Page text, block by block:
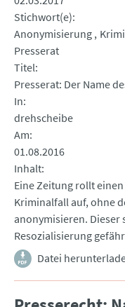
Stichwort(e)
Anonymisierung
Presserat
Titel
Presserat: Der Name
In
drehscheibe
Am
01.08.2016
Inhalt
Eine Zeitung rollt
Kriminalfall auf, ohne
anonymisieren. Dieser
Resozialisierung
Datei